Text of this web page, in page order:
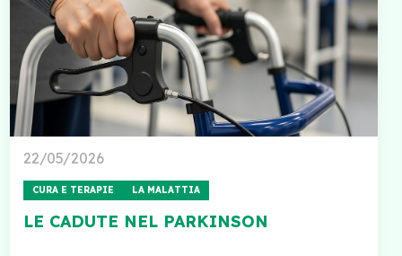
22/05/2026
CURA E TERAPIE LA MALATTIA
LE CADUTE NEL PARKINSON